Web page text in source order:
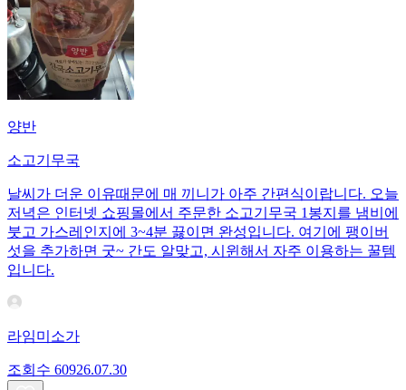
양반
소고기무국
날씨가 더운 이유때문에 매 끼니가 아주 간편식이랍니다. 오늘
저녁은 인터넷 쇼핑몰에서 주문한 소고기무국 1봉지를 냄비에
붓고 가스레인지에 3~4분 끓이면 완성입니다. 여기에 팽이버
섯을 추가하면 굿~ 간도 알맞고, 시윈해서 자주 이용하는 꿀템
입니다.
라임미소가
조회수 60926.07.30